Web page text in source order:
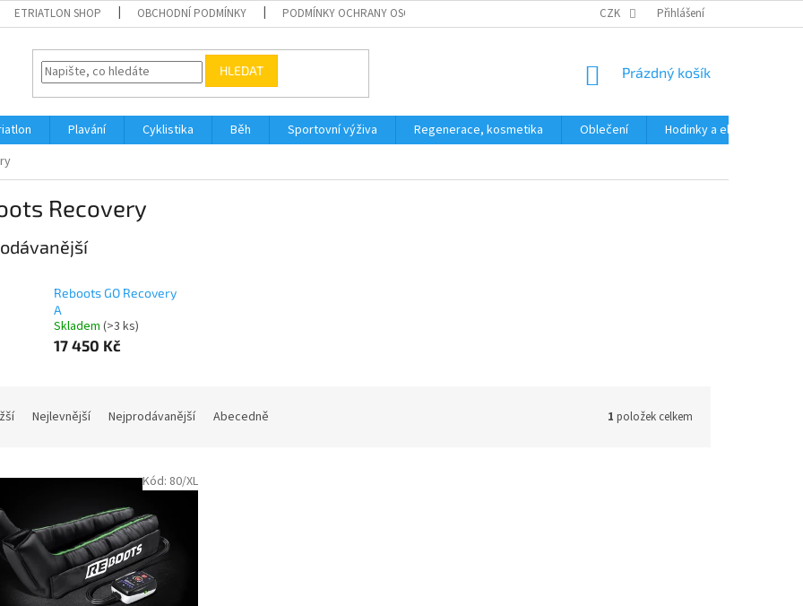
ETRIATLON SHOP OBCHODNÍ PODMÍNKY PODMÍNKY OCHRANY OSOBNÍCH ÚDAJŮ CZK Přihlášení
HLEDAT
NÁKUPNÍ
Prázdný košík
Plavání Cyklistika Běh Sportovní výživa Regenerace, kosmetika Oblečení
Hodinky a elektronika
Recovery
Reboots GO Recovery
A
Skladem (>3 ks)
17 450 Kč
Nejlevnější Nejprodávanější Abecedně 1 položek celkem
Kód: 80/XL